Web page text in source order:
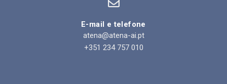
E-mail e telefone
atena@atena-ai.pt
+351 234 757 010